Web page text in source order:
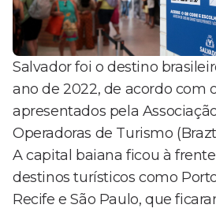
Salvador foi o destino
ano de 2022, de acordo com
apresentados pela
Operadoras de Turismo
A capital baiana ficou à
destinos turísticos como
Recife e São Paulo, que